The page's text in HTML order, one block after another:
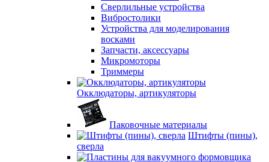
Сверлильные устройства
Вибростолики
Устройства для моделирования
восками
Запчасти, аксессуары
Микромоторы
Триммеры
Окклюдаторы, артикуляторы
Паковочные материалы
Штифты (пины),
сверла